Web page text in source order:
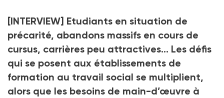
[INTERVIEW] Etudiants en situation de
précarité, abandons massifs en cours de
cursus, carrières peu attractives… Les défis
qui se posent aux établissements de
formation au travail social se multiplient,
alors que les besoins de main-d’œuvre à